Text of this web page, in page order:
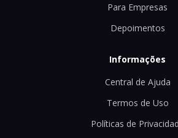
Para Empresas
Depoimentos
Informações
Central de Ajuda
Termos de Uso
Políticas de